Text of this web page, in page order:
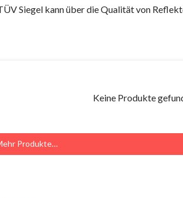
Siegel kann über die Qualität von
Keine Produkte
Produkte…